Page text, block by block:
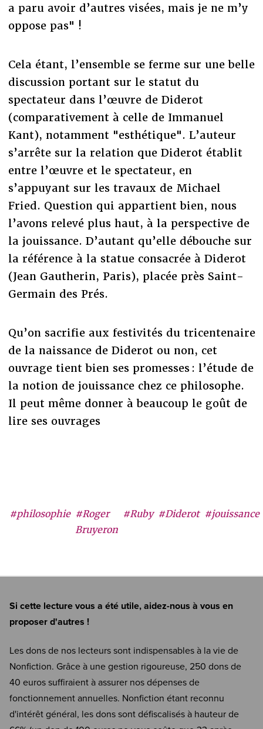
#philosophie #Roger
Bruyeron
#Ruby #Diderot #jouissance
a paru avoir d’autres visées, mais je ne m’y
oppose pas" !
Cela étant, l’ensemble se ferme sur une belle
discussion portant sur le statut du
spectateur dans l’œuvre de Diderot
(comparativement à celle de Immanuel
Kant), notamment "esthétique". L’auteur
s’arrête sur la relation que Diderot établit
entre l’œuvre et le spectateur, en
s’appuyant sur les travaux de Michael
Fried. Question qui appartient bien, nous
l’avons relevé plus haut, à la perspective de
la jouissance. D’autant qu’elle débouche sur
la référence à la statue consacrée à Diderot
(Jean Gautherin, Paris), placée près Saint-
Germain des Prés.
Qu’on sacrifie aux festivités du tricentenaire
de la naissance de Diderot ou non, cet
ouvrage tient bien ses promesses : l’étude de
la notion de jouissance chez ce philosophe.
Il peut même donner à beaucoup le goût de
lire ses ouvrages
Si cette lecture vous a été utile, aidez-nous à vous en
proposer d'autres !
Les dons de nos lecteurs sont indispensables à la vie de
Nonfiction. Grâce à une gestion rigoureuse, 250 dons de
40 euros suffiraient à assurer nos dépenses de
fonctionnement annuelles. Nonfiction étant reconnu
d'intérêt général, les dons sont défiscalisés à hauteur de